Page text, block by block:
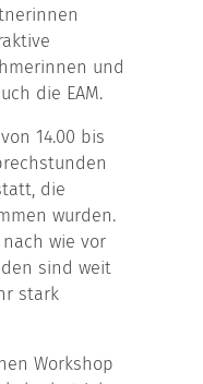
und
die EAM.
14.00 bis
die
wurden.
wie vor
sind weit
stark
Workshop